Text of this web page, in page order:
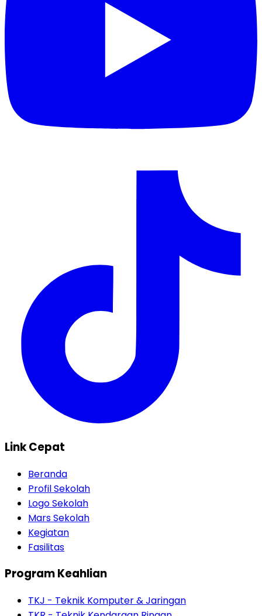
Link Cepat
Beranda
Profil Sekolah
Logo Sekolah
Mars Sekolah
Kegiatan
Fasilitas
Program Keahlian
TKJ - Teknik Komputer & Jaringan